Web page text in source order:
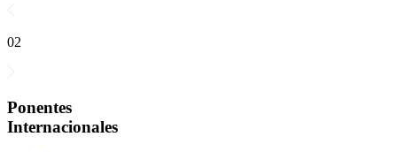
02
Ponentes
Internacionales